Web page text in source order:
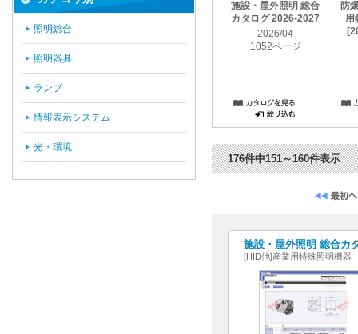
施設・屋外照明 総合
カタログ 2026-2027
2026/04
1052ページ
防
用
176件中151～160件表示
施設・屋外照明 総合カ
[HID他]産業用特殊照明機器
照明総合
照明器具
ランプ
情報表示システム
光・環境